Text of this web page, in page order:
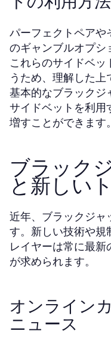
パーフェクトペアや
のギャンブルオプシ
これらのサイドベ
うため、理解した上
基本的なブラックジ
サイドベットを利用
増すことができます。
ブラック
と新しい
近年、ブラックジャ
す。新しい技術や
レイヤーは常に最新
が求められます。
オンライン
ニュース